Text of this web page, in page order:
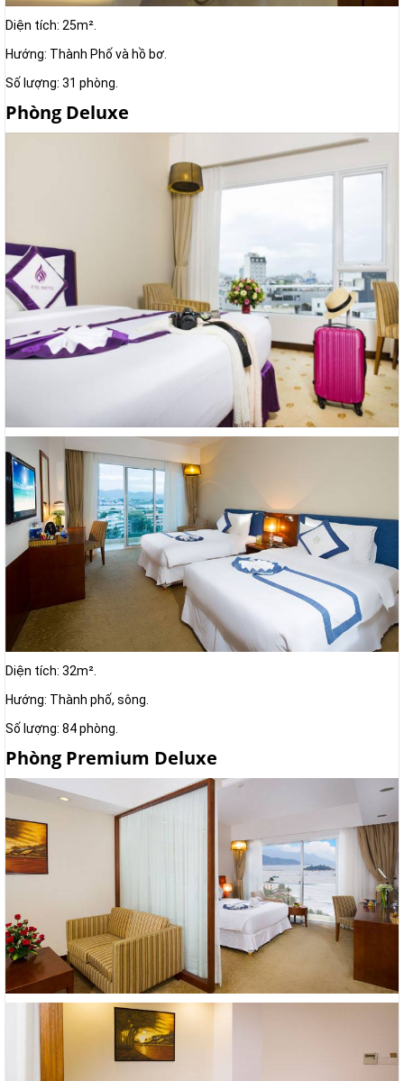
Diện tích: 25m².
Hướng: Thành Phố và hồ bơ.
Số lượng: 31 phòng.
Phòng Deluxe
Diện tích: 32m².
Hướng: Thành phố, sông.
Số lượng: 84 phòng.
Phòng Premium Deluxe